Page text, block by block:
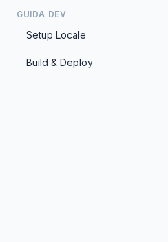
GUIDA DEV
Setup Locale
Build & Deploy